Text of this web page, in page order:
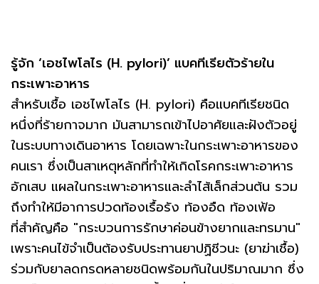
รู้จัก ‘เอชไพโลไร (H. pylori)’ แบคทีเรียตัวร้ายใน
กระเพาะอาหาร
สำหรับเชื้อ เอชไพโลไร (H. pylori) คือแบคทีเรียชนิด
หนึ่งที่ร้ายกาจมาก มันสามารถเข้าไปอาศัยและฝังตัวอยู่
ในระบบทางเดินอาหาร โดยเฉพาะในกระเพาะอาหารของ
คนเรา ซึ่งเป็นสาเหตุหลักที่ทำให้เกิดโรคกระเพาะอาหาร
อักเสบ แผลในกระเพาะอาหารและลำไส้เล็กส่วนต้น รวม
ถึงทำให้มีอาการปวดท้องเรื้อรัง ท้องอืด ท้องเฟ้อ
ที่สำคัญคือ "กระบวนการรักษาค่อนข้างยากและทรมาน"
เพราะคนไข้จำเป็นต้องรับประทานยาปฏิชีวนะ (ยาฆ่าเชื้อ)
ร่วมกับยาลดกรดหลายชนิดพร้อมกันในปริมาณมาก ซึ่ง